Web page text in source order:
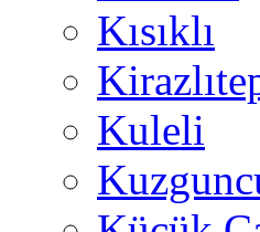
Kısıklı
Kuleli